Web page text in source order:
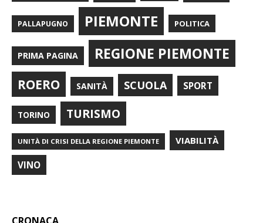
PALLAPUGNO PIEMONTE POLITICA
PRIMA PAGINA REGIONE PIEMONTE
ROERO SANITÀ SCUOLA SPORT
TORINO TURISMO
UNITÀ DI CRISI DELLA REGIONE PIEMONTE VIABILITÀ
VINO